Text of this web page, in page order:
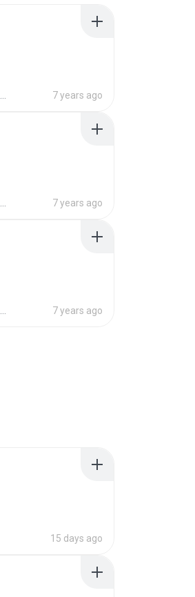
7 years ago
7 years ago
7 years ago
15 days ago